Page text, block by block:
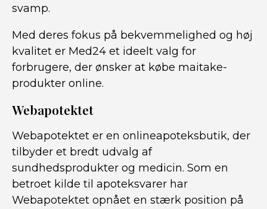
svamp.
Med deres fokus på bekvemmelighed og høj
kvalitet er Med24 et ideelt valg for
forbrugere, der ønsker at købe maitake-
produkter online.
Webapotektet
Webapotektet er en onlineapoteksbutik, der
tilbyder et bredt udvalg af
sundhedsprodukter og medicin. Som en
betroet kilde til apoteksvarer har
Webapotektet opnået en stærk position på